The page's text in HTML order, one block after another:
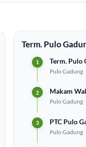
Term. Pulo
Term. Pulo
Pulo Gadung
Makam
Pulo Gadung
PTC Pulo
Pulo Gadung